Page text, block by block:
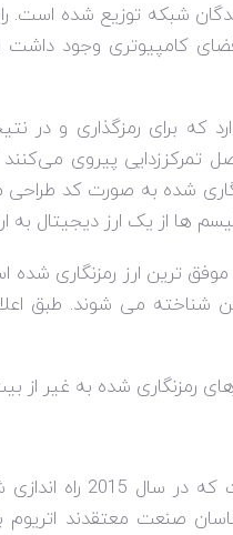
شبکه توزیع شده است.
که برای رمزگذاری و در
تمرکززدایی پیروی
شده به صورت کد طراحی
ها از یک ارز دیجیتال به
ترین ارز رمزنگاری شده
شناخته می شوند. طبق
رمزنگاری شده به غیر از
اتریوم یک ارز دیجیتال
صنعت معتقدند اتریوم